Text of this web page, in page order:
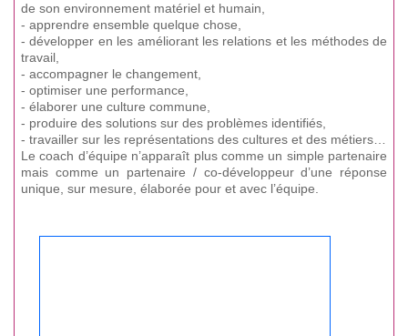
de son environnement matériel et humain,
- apprendre ensemble quelque chose,
- développer en les améliorant les relations et les méthodes de
travail,
- accompagner le changement,
- optimiser une performance,
- élaborer une culture commune,
- produire des solutions sur des problèmes identifiés,
- travailler sur les représentations des cultures et des métiers…
Le coach d’équipe n’apparaît plus comme un simple partenaire
mais comme un partenaire / co-développeur d’une réponse
unique, sur mesure, élaborée pour et avec l’équipe.